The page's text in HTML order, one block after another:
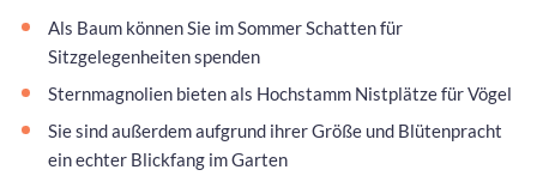
Als Baum können Sie im Sommer Schatten für
Sitzgelegenheiten spenden
Sternmagnolien bieten als Hochstamm Nistplätze für Vögel
Sie sind außerdem aufgrund ihrer Größe und Blütenpracht
ein echter Blickfang im Garten